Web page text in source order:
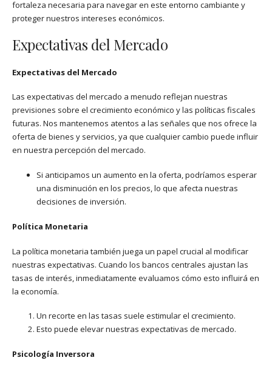
fortaleza necesaria para navegar en este entorno cambiante y
proteger nuestros intereses económicos.
Expectativas del Mercado
Expectativas del Mercado
Las expectativas del mercado a menudo reflejan nuestras
previsiones sobre el crecimiento económico y las políticas fiscales
futuras. Nos mantenemos atentos a las señales que nos ofrece la
oferta de bienes y servicios, ya que cualquier cambio puede influir
en nuestra percepción del mercado.
Si anticipamos un aumento en la oferta, podríamos esperar
una disminución en los precios, lo que afecta nuestras
decisiones de inversión.
Política Monetaria
La política monetaria también juega un papel crucial al modificar
nuestras expectativas. Cuando los bancos centrales ajustan las
tasas de interés, inmediatamente evaluamos cómo esto influirá en
la economía.
Un recorte en las tasas suele estimular el crecimiento.
Esto puede elevar nuestras expectativas de mercado.
Psicología Inversora